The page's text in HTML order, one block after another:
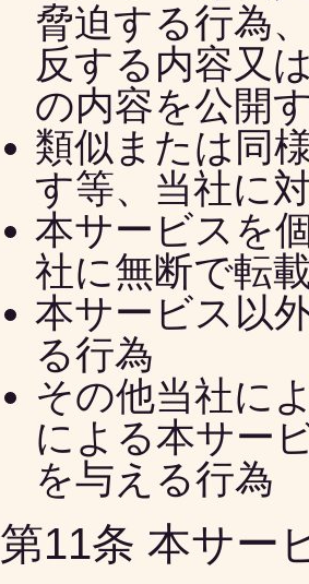
脅迫する行為
反する内容又
の内容を公開
類似または同
す等、当社に
本サービスを
社に無断で転
本サービス以
る行為
その他当社に
による本サー
を与える行為
第11条 本サー